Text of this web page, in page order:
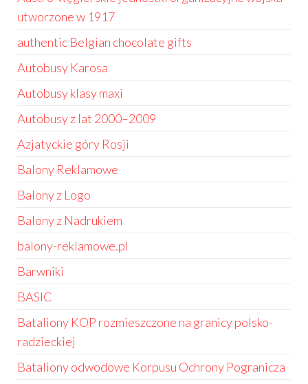
utworzone w 1917
authentic Belgian chocolate gifts
Autobusy Karosa
Autobusy klasy maxi
Autobusy z lat 2000–2009
Azjatyckie góry Rosji
Balony Reklamowe
Balony z Logo
Balony z Nadrukiem
balony-reklamowe.pl
Barwniki
BASIC
Bataliony KOP rozmieszczone na granicy polsko-
radzieckiej
Bataliony odwodowe Korpusu Ochrony Pogranicza